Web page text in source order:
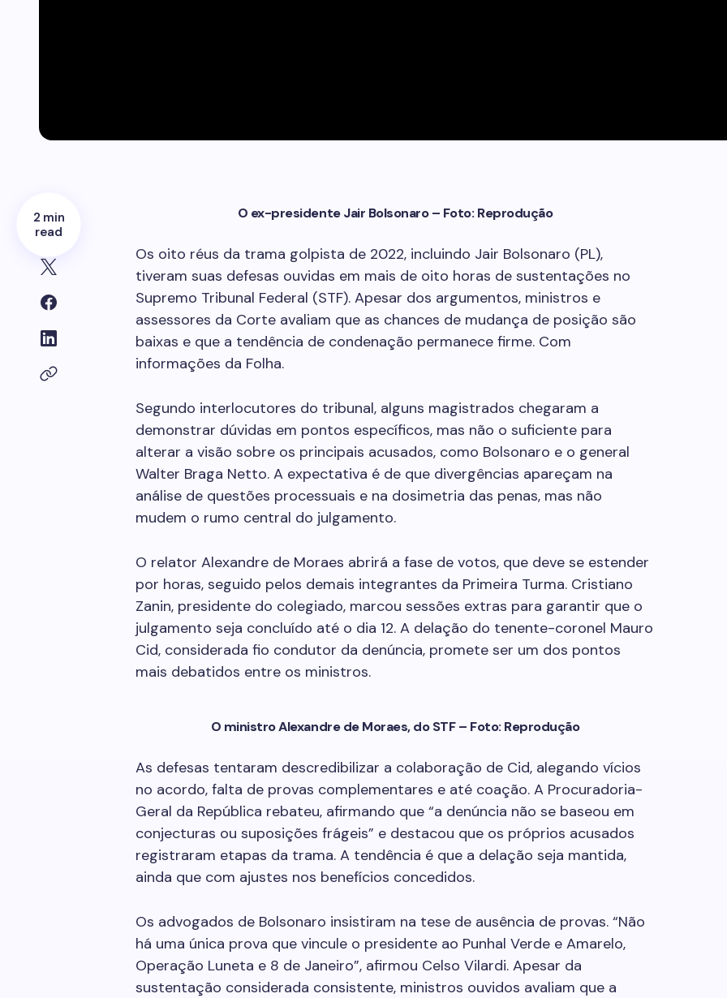
2 min
read
O ex-presidente Jair Bolsonaro – Foto: Reprodução
Os oito réus da trama golpista de 2022, incluindo Jair Bolsonaro (PL),
tiveram suas defesas ouvidas em mais de oito horas de sustentações no
Supremo Tribunal Federal (STF). Apesar dos argumentos, ministros e
assessores da Corte avaliam que as chances de mudança de posição são
baixas e que a tendência de condenação permanece firme. Com
informações da Folha.
Segundo interlocutores do tribunal, alguns magistrados chegaram a
demonstrar dúvidas em pontos específicos, mas não o suficiente para
alterar a visão sobre os principais acusados, como Bolsonaro e o general
Walter Braga Netto. A expectativa é de que divergências apareçam na
análise de questões processuais e na dosimetria das penas, mas não
mudem o rumo central do julgamento.
O relator Alexandre de Moraes abrirá a fase de votos, que deve se estender
por horas, seguido pelos demais integrantes da Primeira Turma. Cristiano
Zanin, presidente do colegiado, marcou sessões extras para garantir que o
julgamento seja concluído até o dia 12. A delação do tenente-coronel Mauro
Cid, considerada fio condutor da denúncia, promete ser um dos pontos
mais debatidos entre os ministros.
O ministro Alexandre de Moraes, do STF – Foto: Reprodução
As defesas tentaram descredibilizar a colaboração de Cid, alegando vícios
no acordo, falta de provas complementares e até coação. A Procuradoria-
Geral da República rebateu, afirmando que “a denúncia não se baseou em
conjecturas ou suposições frágeis” e destacou que os próprios acusados
registraram etapas da trama. A tendência é que a delação seja mantida,
ainda que com ajustes nos benefícios concedidos.
Os advogados de Bolsonaro insistiram na tese de ausência de provas. “Não
há uma única prova que vincule o presidente ao Punhal Verde e Amarelo,
Operação Luneta e 8 de Janeiro”, afirmou Celso Vilardi. Apesar da
sustentação considerada consistente, ministros ouvidos avaliam que a